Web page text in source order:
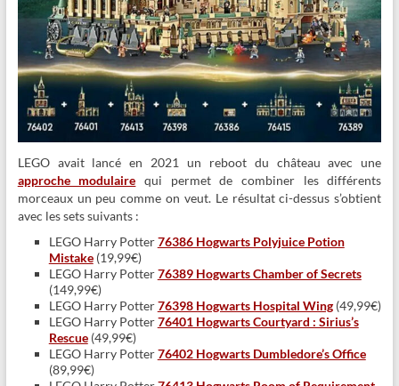
LEGO avait lancé en 2021 un reboot du château avec une
approche modulaire qui permet de combiner les différents
morceaux un peu comme on veut. Le résultat ci-dessus s’obtient
avec les sets suivants :
LEGO Harry Potter76386 Hogwarts Polyjuice Potion
Mistake(19,99€)
LEGO Harry Potter76389 Hogwarts Chamber of Secrets
(149,99€)
LEGO Harry Potter76398 Hogwarts Hospital Wing(49,99€)
LEGO Harry Potter76401 Hogwarts Courtyard : Sirius’s
Rescue(49,99€)
LEGO Harry Potter76402 Hogwarts Dumbledore’s Office
(89,99€)